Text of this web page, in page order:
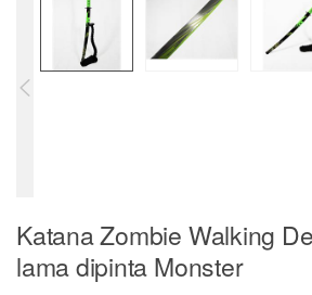
Katana Zombie Walking
lama dipinta Monster